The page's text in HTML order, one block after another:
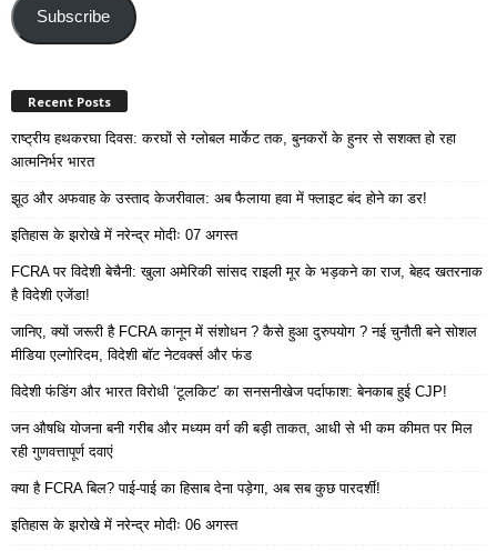
AddressSubscribe
Recent Posts
राष्ट्रीय हथकरघा दिवस: करघों से ग्लोबल मार्केट तक, बुनकरों के हुनर से सशक्त हो रहा
आत्मनिर्भर भारत
झूठ और अफवाह के उस्ताद केजरीवाल: अब फैलाया हवा में फ्लाइट बंद होने का डर!
इतिहास के झरोखे में नरेन्द्र मोदीः 07 अगस्त
FCRA पर विदेशी बेचैनी: खुला अमेरिकी सांसद राइली मूर के भड़कने का राज, बेहद खतरनाक
है विदेशी एजेंडा!
जानिए, क्यों जरूरी है FCRA कानून में संशोधन ? कैसे हुआ दुरुपयोग ? नई चुनौती बने सोशल
मीडिया एल्गोरिदम, विदेशी बॉट नेटवर्क्स और फंड
विदेशी फंडिंग और भारत विरोधी ‘टूलकिट’ का सनसनीखेज पर्दाफाश: बेनकाब हुई CJP!
जन औषधि योजना बनी गरीब और मध्यम वर्ग की बड़ी ताकत, आधी से भी कम कीमत पर मिल
रही गुणवत्तापूर्ण दवाएं
क्या है FCRA बिल? पाई-पाई का हिसाब देना पड़ेगा, अब सब कुछ पारदर्शी!
इतिहास के झरोखे में नरेन्द्र मोदीः 06 अगस्त